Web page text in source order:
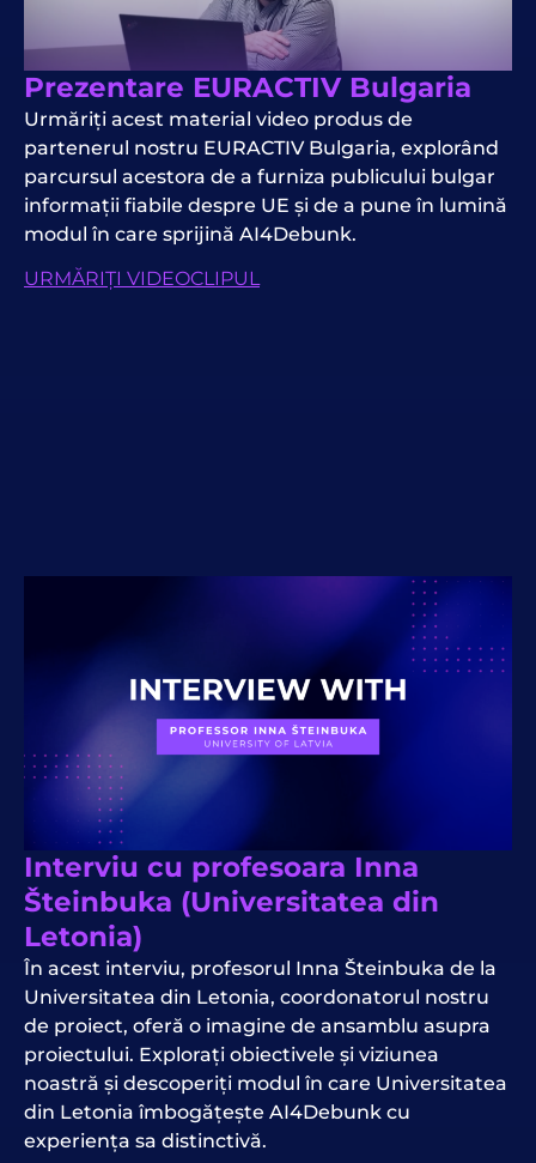
Prezentare EURACTIV Bulgaria
Urmăriți acest material video produs de
partenerul nostru EURACTIV Bulgaria, explorând
parcursul acestora de a furniza publicului bulgar
informații fiabile despre UE și de a pune în lumină
modul în care sprijină AI4Debunk.
URMĂRIȚI VIDEOCLIPUL
Interviu cu profesoara Inna
Šteinbuka (Universitatea din
Letonia)
În acest interviu, profesorul Inna Šteinbuka de la
Universitatea din Letonia, coordonatorul nostru
de proiect, oferă o imagine de ansamblu asupra
proiectului. Explorați obiectivele și viziunea
noastră și descoperiți modul în care Universitatea
din Letonia îmbogățește AI4Debunk cu
experiența sa distinctivă.